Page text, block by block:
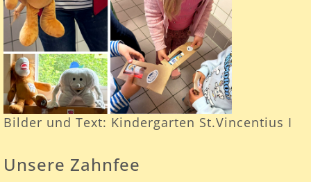
Bilder und Text: Kindergarten St.Vincentius I
Unsere Zahnfee